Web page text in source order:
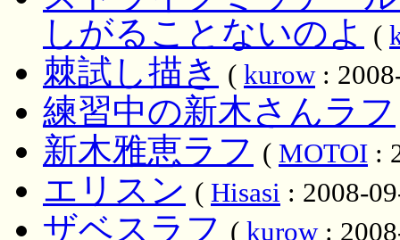
しがることないのよ (
棘試し描き ( kurow:
練習中の新木さんラフ
新木雅恵ラフ ( MOTOI :
エリスン ( Hisasi : 2008-
ザベスラフ ( kurow: